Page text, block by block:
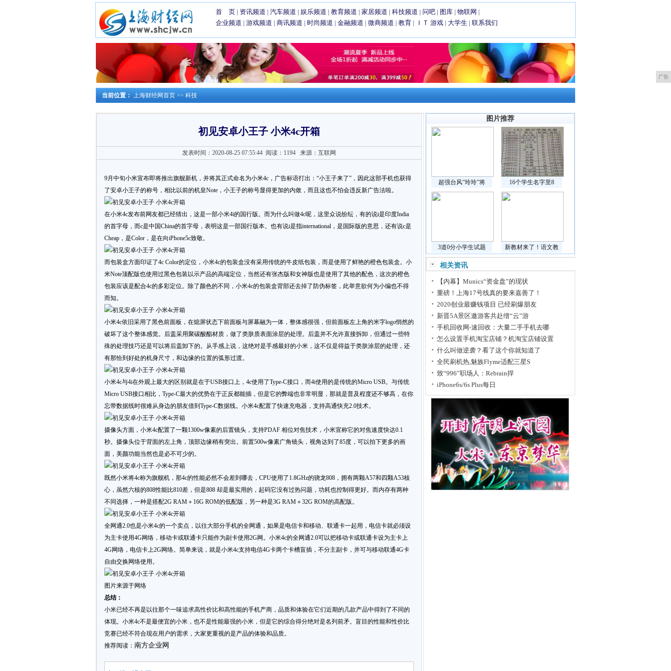
首 页 | 资讯频道 | 汽车频道 | 娱乐频道 | 教育频道 | 家居频道 | 科技频道 | 问吧 | 图库 | 物联网 |
企业频道 | 游戏频道 | 商讯频道 | 时尚频道 | 金融频道 | 微商频道 | 教育 | ＩＴ 游戏 | 大学生 | 联系我们
广告
当前位置： 上海财经网首页 >> 科技
初见安卓小王子 小米4c开箱
发表时间：2020-08-25 07:55:44 阅读：1194 来源：互联网
9月中旬小米宣布即将推出旗舰新机，并将其正式命名为小米4c，广告标语打出：“小王子来了”，因此这部手机也获得
了安卓小王子的称号，相比以前的机皇Note，小王子的称号显得更加的内敛，而且这也不怕会违反新广告法啦。
在小米4c发布前网友都已经猜出，这是一部小米4i的国行版。而为什么叫做4c呢，这里众说纷纭，有的说i是印度India
的首字母，而c是中国China的首字母，表明这是一部国行版本。也有说i是指international，是国际版的意思，还有说c是
Cheap，是Color，是在向iPhone5c致敬。
而包装盒方面印证了4c Color的定位，小米4c的包装盒没有采用传统的牛皮纸包装，而是使用了鲜艳的橙色包装盒。小
米Note顶配版也使用过黑色包装以示产品的高端定位，当然还有张杰版和女神版也是使用了其他的配色，这次的橙色
包装应该是配合4c的多彩定位。除了颜色的不同，小米4c的包装盒背部还去掉了防伪标签，此举意欲何为小编也不得
而知。
小米4c依旧采用了黑色前面板，在熄屏状态下前面板与屏幕融为一体，整体感很强，但前面板左上角的米字logo悄然的
破坏了这个整体感觉。后盖采用聚碳酸酯材质，做了类肤质表面涂层的处理。后盖并不允许直接拆卸，但通过一些特
殊的处理技巧还是可以将后盖卸下的。从手感上说，这绝对是手感最好的小米，这不仅是得益于类肤涂层的处理，还
有那恰到好处的机身尺寸，和边缘的位置的弧形过渡。
小米4c与4i在外观上最大的区别就是在于USB接口上，4c使用了Type-C接口，而4i使用的是传统的Micro USB。与传统
Micro USB接口相比，Type-C最大的优势在于正反都能插，但是它的弊端也非常明显，那就是普及程度还不够高，在你
忘带数据线时很难从身边的朋友借到Type-C数据线。小米4c配置了快速充电器，支持高通快充2.0技术。
摄像头方面，小米4c配置了一颗1300w像素的后置镜头，支持PDAF 相位对焦技术，小米宣称它的对焦速度快达0.1
秒。摄像头位于背面的左上角，顶部边缘稍有突出。前置500w像素广角镜头，视角达到了85度，可以拍下更多的画
面，美颜功能当然也是必不可少的。
既然小米将4c称为旗舰机，那4c的性能必然不会差到哪去，CPU使用了1.8GHz的骁龙808，拥有两颗A57和四颗A53核
心，虽然六核的808性能比810差，但是808 却是最实用的，起码它没有过热问题，功耗也控制得更好。而内存有两种
不同选择，一种是搭配2G RAM＋16G ROM的低配版，另一种是3G RAM＋32G ROM的高配版。
全网通2.0也是小米4c的一个卖点，以往大部分手机的全网通，如果是电信卡和移动、联通卡一起用，电信卡就必须设
为主卡使用4G网络，移动卡或联通卡只能作为副卡使用2G网。小米4c的全网通2.0可以把移动卡或联通卡设为主卡上
4G网络，电信卡上2G网络。简单来说，就是小米4c支持电信4G卡两个卡槽盲插，不分主副卡，并可与移动联通4G卡
自由交换网络使用。
图片来源于网络
总结：
小米已经不再是以往那个一味追求高性价比和高性能的手机产商，品质和体验在它们近期的几款产品中得到了不同的
体现。小米4c不是最便宜的小米，也不是性能最强的小米，但是它的综合得分绝对是名列前矛。盲目的性能和性价比
竞赛已经不符合现在用户的需求，大家更重视的是产品的体验和品质。
推荐阅读： 南方企业网
图片推荐
超强台风“玲玲”将 16个学生名字里8
3道0分小学生试题 新教材来了！语文教
相关资讯
【内幕】Munics“资金盘”的现状
重磅！上海17号线真的要来嘉善了！
2020创业最赚钱项目 已经刷爆朋友
新晋5A景区邀游客共赴缙“云”游
手机回收网-速回收：大量二手手机去哪
怎么设置手机淘宝店铺？机淘宝店铺设置
什么叫做逆袭？看了这个你就知道了
全民刷机热,魅族Flyme适配三星S
致“996”职场人：Rebrain捍
iPhone6s/6s Plus每日